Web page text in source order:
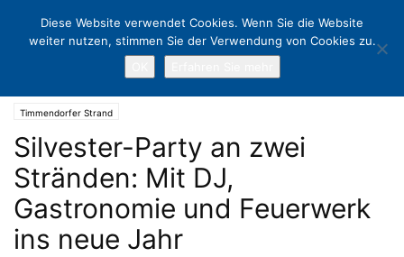
Timmendorfer Strand
Silvester-Party an zwei
Stränden: Mit DJ,
Gastronomie und Feuerwerk
ins neue Jahr
Diese Website verwendet Cookies. Wenn Sie die Website
weiter nutzen, stimmen Sie der Verwendung von Cookies zu.